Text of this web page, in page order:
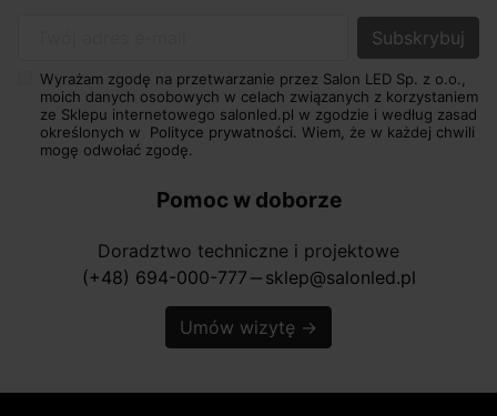
Wyrażam zgodę na przetwarzanie przez Salon LED Sp. z o.o.,
moich danych osobowych w celach związanych z korzystaniem
ze Sklepu internetowego salonled.pl w zgodzie i według zasad
określonych w Polityce prywatności. Wiem, że w każdej chwili
mogę odwołać zgodę.
Pomoc w doborze
Doradztwo techniczne i projektowe
(+48) 694-000-777 horizontal_rule sklep@salonled.pl
Umów wizytę →